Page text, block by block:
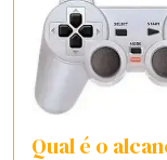
Qual é o